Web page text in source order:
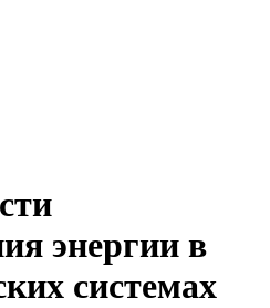
энергии в
системах